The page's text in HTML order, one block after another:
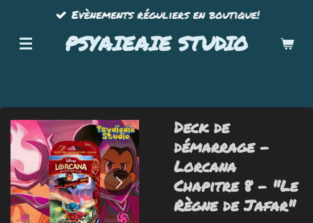
contenu
PSYAIEAIE STUDIO
Evènements réguliers en boutique!
Deck de
démarrage -
Lorcana
Chapitre 8 - "Le
Règne de Jafar"